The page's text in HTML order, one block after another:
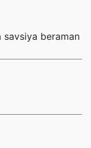
beraman